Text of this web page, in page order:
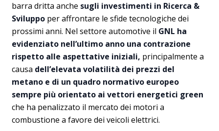
barra dritta anche sugli investimenti in Ricerca &
Sviluppo per affrontare le sfide tecnologiche dei
prossimi anni. Nel settore automotive il GNL ha
evidenziato nell’ultimo anno una contrazione
rispetto alle aspettative iniziali, principalmente a
causa dell’elevata volatilità dei prezzi del
metano e di un quadro normativo europeo
sempre più orientato ai vettori energetici green
che ha penalizzato il mercato dei motori a
combustione a favore dei veicoli elettrici.